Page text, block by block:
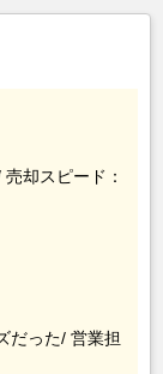
却スピード：
だった/ 営業担